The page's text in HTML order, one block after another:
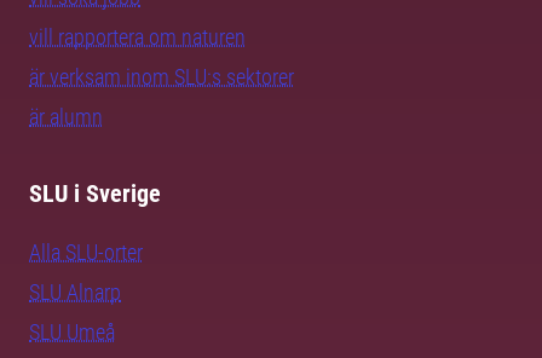
vill rapportera om naturen
är verksam inom SLU:s sektorer
är alumn
SLU i Sverige
Alla SLU-orter
SLU Alnarp
SLU Umeå